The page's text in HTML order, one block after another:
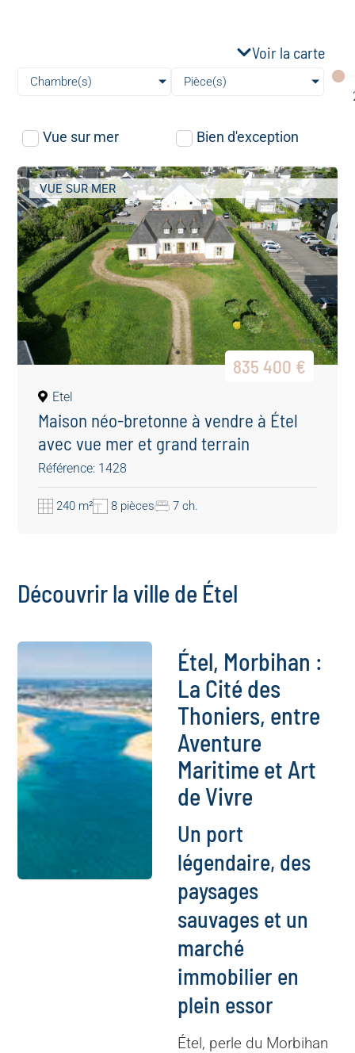
Voir la carte
Chambre(s) Pièce(s)
Vue sur mer Bien d'exception
VUE SUR MER
835 400 €
Etel
Maison néo-bretonne à vendre à Étel
avec vue mer et grand terrain
Référence: 1428
240 m² 8 pièces 7 ch.
Découvrir la ville de Étel
Étel, Morbihan :
La Cité des
Thoniers, entre
Aventure
Maritime et Art
de Vivre
Un port
légendaire, des
paysages
sauvages et un
marché
immobilier en
plein essor
Étel, perle du Morbihan